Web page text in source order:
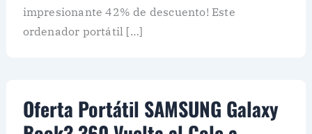
impresionante 42% de descuento! Este
ordenador portátil […]
Oferta Portátil SAMSUNG Galaxy